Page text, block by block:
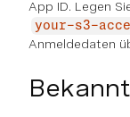
App ID. Legen
your-s3-
Anmeldedaten